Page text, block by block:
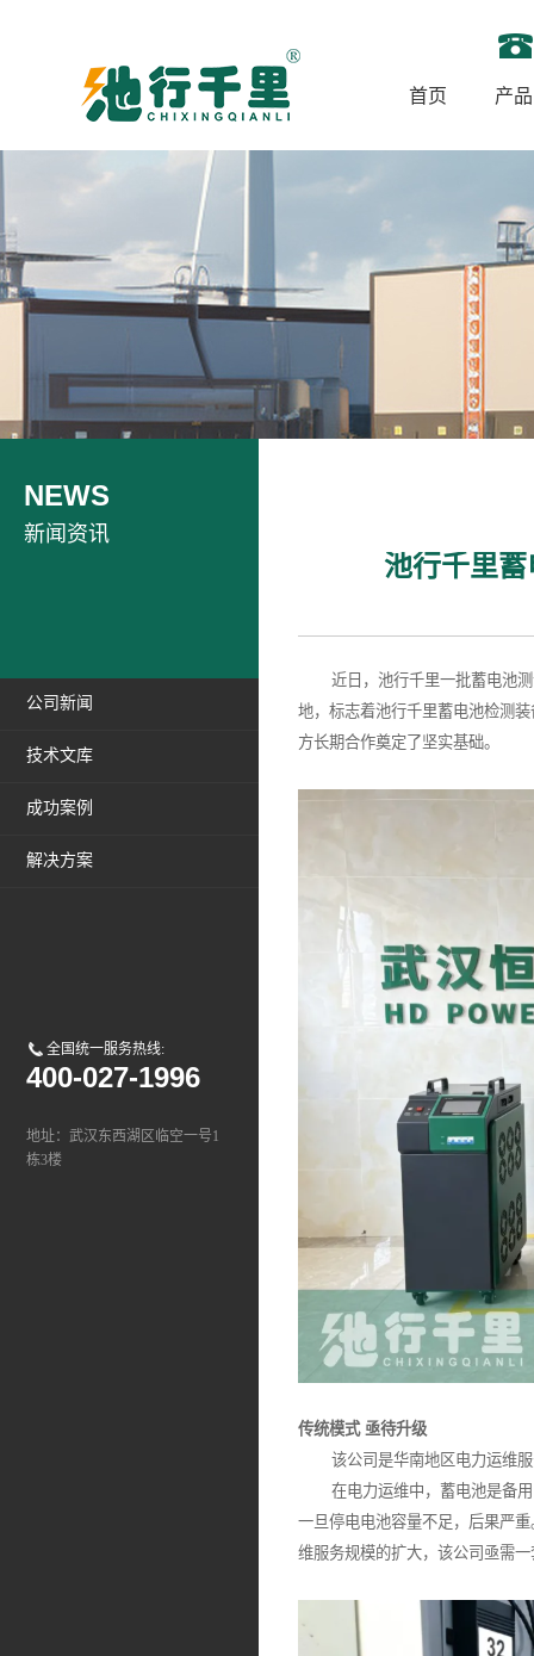
首页 产
新闻资讯
NEWS
公司新闻
技术文库
成功案例
解决方案
全国统一服务热线:
400-027-1996
地址：武汉东西湖区临空一号1
栋3楼
池行千里
近日，池行千里一批蓄电池测
地，标志着池行千里蓄电池检测
方长期合作奠定了坚实基础。
传统模式 亟待升级
该公司是华南地区电力运维服
在电力运维中，蓄电池是备用
一旦停电电池容量不足，后果严
维服务规模的扩大，该公司亟需